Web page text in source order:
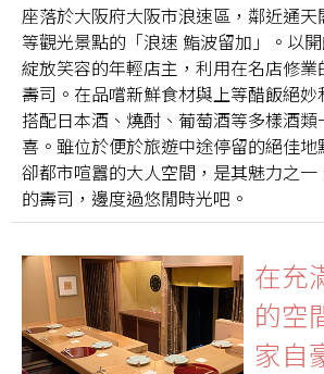
座落於大阪府大阪市浪速區，鄰近通
等觀光景點的「浪速 鮨波留加」。以
綻放笑容的年輕店主，利用在名店修
壽司。在品嚐新鮮食材與上等醋飯絕
搭配日本酒、燒酎、葡萄酒等多樣酒
喜。雖位於便於旅遊中途停留的絕佳
卻都市喧囂的大人空間，是其魅力之
的壽司，邊度過悠閒時光吧。
在充
的空
家自